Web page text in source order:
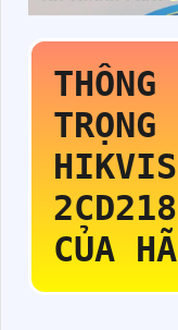
THÔNG
TRỌNG
CỦA